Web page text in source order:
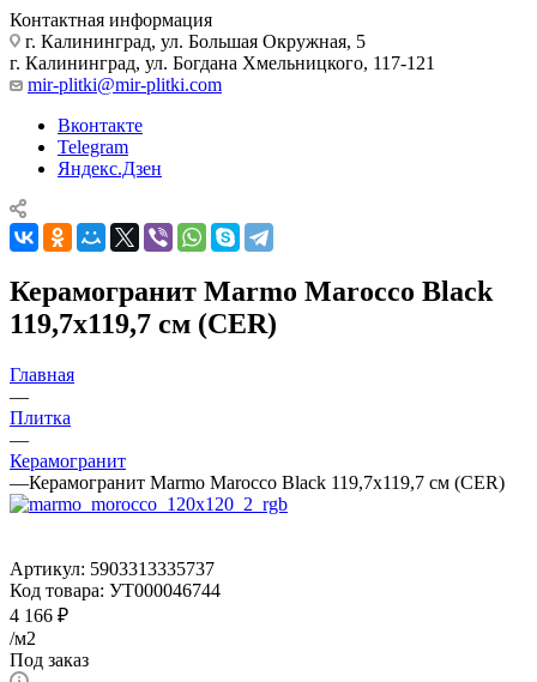
Контактная информация
г. Калининград, ул. Большая Окружная, 5
г. Калининград, ул. Богдана Хмельницкого, 117-121
mir-plitki@mir-plitki.com
Вконтакте
Telegram
Яндекс.Дзен
Керамогранит Marmo Marocco Black
119,7x119,7 см (CER)
Главная
—
Плитка
—
Керамогранит
—Керамогранит Marmo Marocco Black 119,7x119,7 см (CER)
Артикул: 5903313335737
Код товара: УТ000046744
4 166 ₽
/м2
Под заказ